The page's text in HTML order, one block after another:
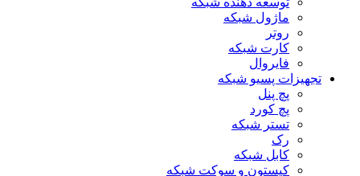
ماژول شبکه
روتر
کارت شبکه
فایروال
تجهیزات پسیو شبکه
پچ پنل
پچ کورد
تستر شبکه
رک
کابل شبکه
کیستون و سوکت شبکه